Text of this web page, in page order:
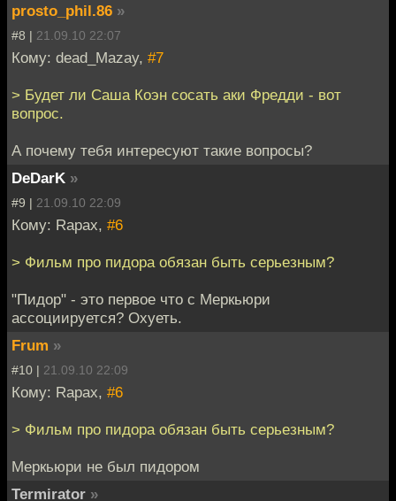
prosto_phil.86 »
#8 | 21.09.10 22:07
Кому: dead_Mazay, #7
> Будет ли Саша Коэн сосать аки Фредди - вот
вопрос.
А почему тебя интересуют такие вопросы?
DeDarK »
#9 | 21.09.10 22:09
Кому: Rapax, #6
> Фильм про пидора обязан быть серьезным?
"Пидор" - это первое что с Меркьюри
ассоциируется? Охуеть.
Frum »
#10 | 21.09.10 22:09
Кому: Rapax, #6
> Фильм про пидора обязан быть серьезным?
Меркьюри не был пидором
Termirator »